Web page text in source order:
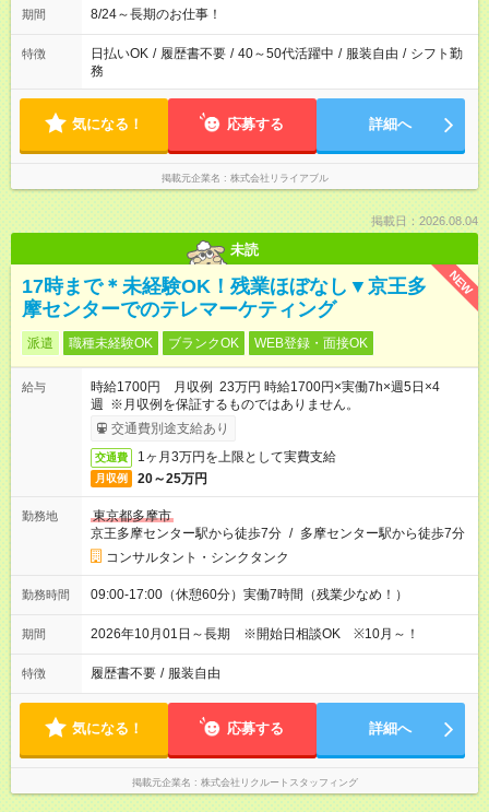
期間 8/24～長期のお仕事！
特徴 日払いOK / 履歴書不要 / 40～50代活躍中 / 服装自由 / シフト勤
務
気になる！ 応募する 詳細へ
掲載元企業名 株式会社リライアブル
掲載日：2026.08.04
未読
NEW
17時まで＊未経験OK！残業ほぼなし▼京王多
摩センターでのテレマーケティング
派遣 職種未経験OK ブランクOK WEB登録・面接OK
給与
時給1700円 月収例 23万円 時給1700円×実働7h×週5日×4
週 ※月収例を保証するものではありません。
交通費別途支給あり
交通費 1ヶ月3万円を上限として実費支給
月収例 20～25万円
勤務地
東京都多摩市
京王多摩センター駅から徒歩7分 / 多摩センター駅から徒歩7分
コンサルタント・シンクタンク
勤務時間 09:00-17:00（休憩60分）実働7時間（残業少なめ！）
期間 2026年10月01日～長期 ※開始日相談OK ※10月～！
特徴 履歴書不要 / 服装自由
気になる！ 応募する 詳細へ
掲載元企業名 株式会社リクルートスタッフィング